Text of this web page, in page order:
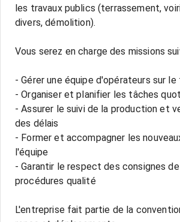
les travaux publics (terrassement,
divers, démolition).
Vous serez en charge des missions
- Gérer une équipe d'opérateurs sur le
- Organiser et planifier les tâches
- Assurer le suivi de la production et
des délais
- Former et accompagner les
l'équipe
- Garantir le respect des consignes
procédures qualité
L'entreprise fait partie de la